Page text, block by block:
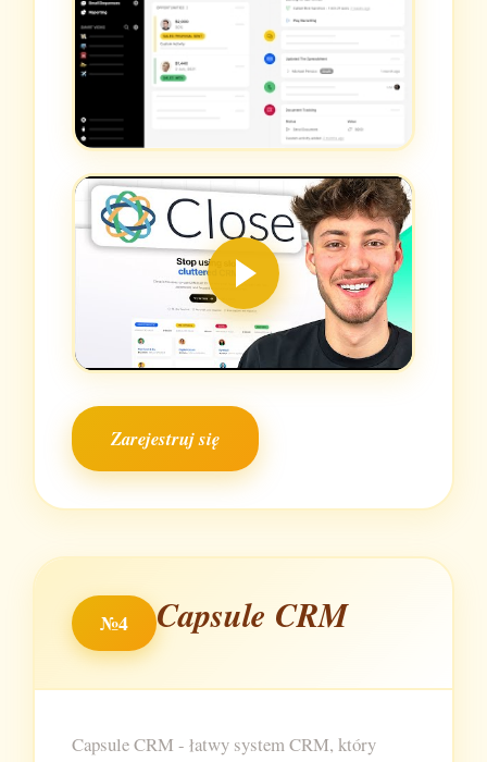
Zarejestruj się
№4 Capsule CRM
Capsule CRM - łatwy system CRM, który